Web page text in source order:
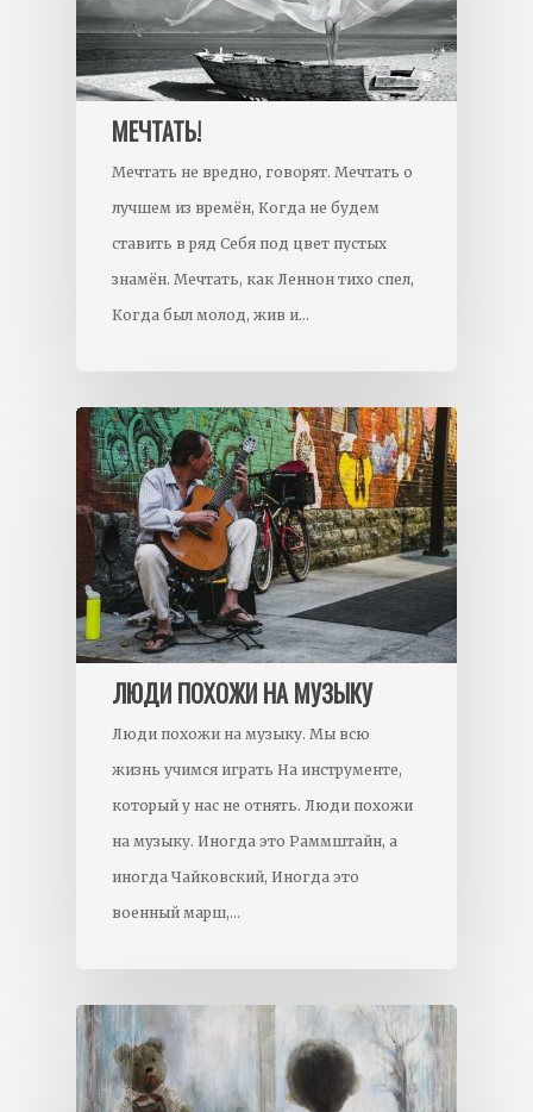
МЕЧТАТЬ!
Мечтать не вредно, говорят. Мечтать о
лучшем из времён, Когда не будем
ставить в ряд Себя под цвет пустых
знамён. Мечтать, как Леннон тихо спел,
Когда был молод, жив и…
ЛЮДИ ПОХОЖИ НА МУЗЫКУ
Люди похожи на музыку. Мы всю
жизнь учимся играть На инструменте,
который у нас не отнять. Люди похожи
на музыку. Иногда это Раммштайн, а
иногда Чайковский, Иногда это
военный марш,…